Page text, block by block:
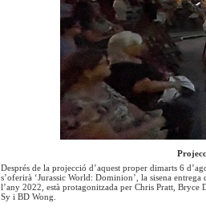
Després de la projecció d’aquest proper dimarts 6
s’oferirà ‘Jurassic World: Dominion’, la sisena
l’any 2022, està protagonitzada per Chris Pratt,
Sy i BD Wong.